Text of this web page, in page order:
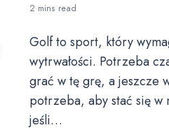
2 mins read
Golf to sport, który
wytrwałości. Potrzeba
grać w tę grę, a jeszcze
potrzeba, aby stać się w
jeśli…